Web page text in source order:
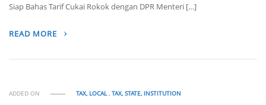
Siap Bahas Tarif Cukai Rokok dengan DPR Menteri […]
READ MORE
ADDED ON TAX, LOCAL,TAX, STATE, INSTITUTION